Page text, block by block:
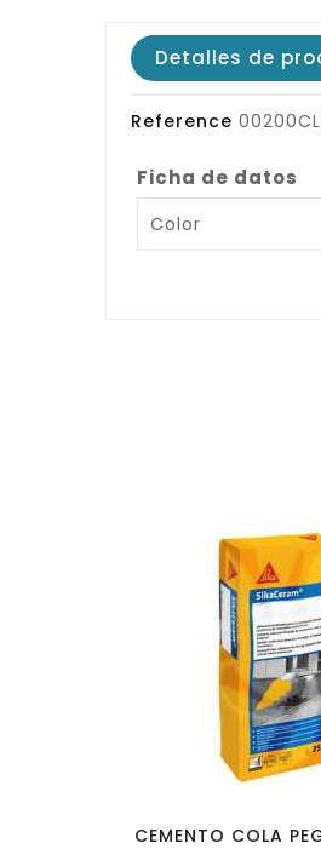
Detalles de
Reference
Ficha de datos
Color
favorite_border visibility
CEMENTO COLA